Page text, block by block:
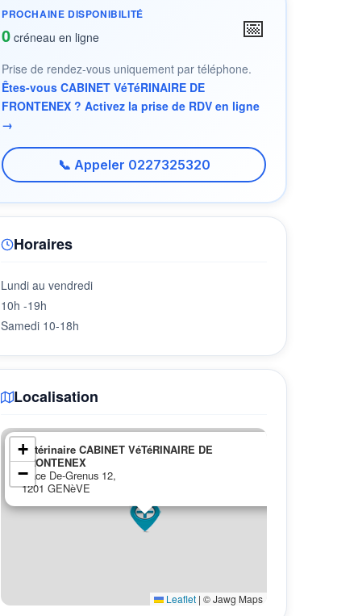
PROCHAINE DISPONIBILITÉ
0 créneau en ligne 📅
Prise de rendez-vous uniquement par téléphone.
Êtes-vous CABINET VéTéRINAIRE DE
FRONTENEX ? Activez la prise de RDV en ligne
→
📞 Appeler 0227325320
Horaires
Lundi au vendredi
10h -19h
Samedi 10-18h
Localisation
Vétérinaire CABINET VéTéRINAIRE DE
FRONTENEX
place De-Grenus 12,
1201 GENèVE
+
−
Leaflet | © Jawg Maps